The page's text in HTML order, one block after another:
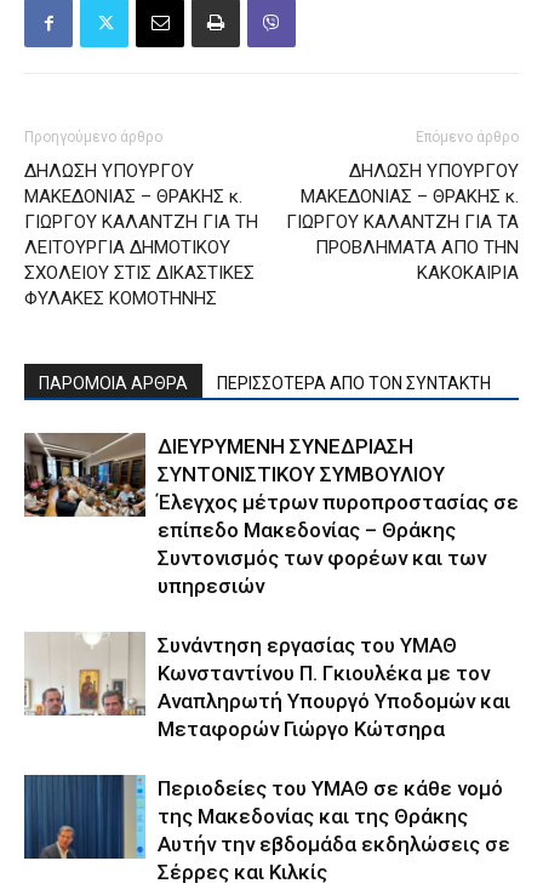
Προηγούμενο άρθρο
ΔΗΛΩΣΗ ΥΠΟΥΡΓΟΥ
ΜΑΚΕΔΟΝΙΑΣ – ΘΡΑΚΗΣ κ.
ΓΙΩΡΓΟΥ ΚΑΛΑΝΤΖΗ ΓΙΑ ΤΗ
ΛΕΙΤΟΥΡΓΙΑ ΔΗΜΟΤΙΚΟΥ
ΣΧΟΛΕΙΟΥ ΣΤΙΣ ΔΙΚΑΣΤΙΚΕΣ
ΦΥΛΑΚΕΣ ΚΟΜΟΤΗΝΗΣ
Επόμενο άρθρο
ΔΗΛΩΣΗ ΥΠΟΥΡΓΟΥ
ΜΑΚΕΔΟΝΙΑΣ – ΘΡΑΚΗΣ κ.
ΓΙΩΡΓΟΥ ΚΑΛΑΝΤΖΗ ΓΙΑ ΤΑ
ΠΡΟΒΛΗΜΑΤΑ ΑΠΟ ΤΗΝ
ΚΑΚΟΚΑΙΡΙΑ
ΠΑΡΟΜΟΙΑ ΑΡΘΡΑ ΠΕΡΙΣΣΟΤΕΡΑ ΑΠΟ ΤΟΝ ΣΥΝΤΑΚΤΗ
ΔΙΕΥΡΥΜΕΝΗ ΣΥΝΕΔΡΙΑΣΗ
ΣΥΝΤΟΝΙΣΤΙΚΟΥ ΣΥΜΒΟΥΛΙΟΥ
Έλεγχος μέτρων πυροπροστασίας σε
επίπεδο Μακεδονίας – Θράκης
Συντονισμός των φορέων και των
υπηρεσιών
Συνάντηση εργασίας του ΥΜΑΘ
Κωνσταντίνου Π. Γκιουλέκα με τον
Αναπληρωτή Υπουργό Υποδομών και
Μεταφορών Γιώργο Κώτσηρα
Περιοδείες του ΥΜΑΘ σε κάθε νομό
της Μακεδονίας και της Θράκης
Αυτήν την εβδομάδα εκδηλώσεις σε
Σέρρες και Κιλκίς